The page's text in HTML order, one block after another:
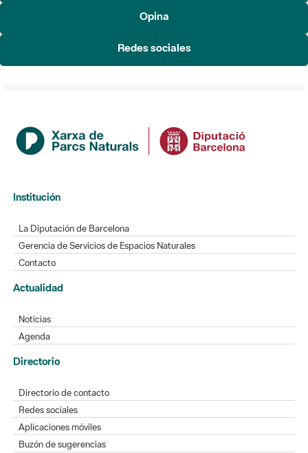
Institución
Gerencia de Servicios de Espacios Naturales
Actualidad
Noticias
Agenda
Directorio de contacto
Redes sociales
Buzón de sugerencias
Opinión sobre los parques